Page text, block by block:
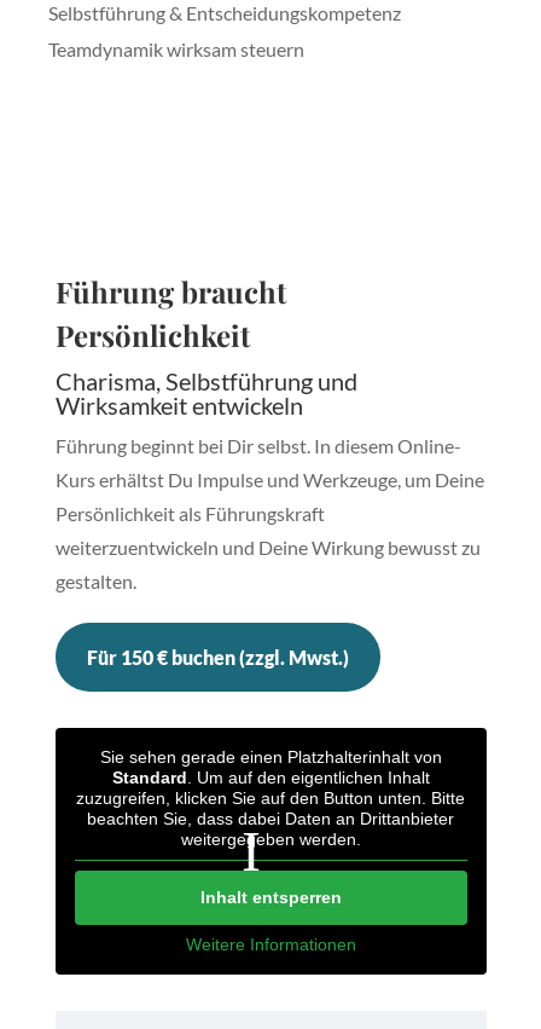
Selbstführung & Entscheidungskompetenz
Teamdynamik wirksam steuern
Führung braucht
Persönlichkeit
Charisma, Selbstführung und
Wirksamkeit entwickeln
Führung beginnt bei Dir selbst. In diesem Online-
Kurs erhältst Du Impulse und Werkzeuge, um Deine
Persönlichkeit als Führungskraft
weiterzuentwickeln und Deine Wirkung bewusst zu
gestalten.
Für 150 € buchen (zzgl. Mwst.)
Sie sehen gerade einen Platzhalterinhalt von
Standard . Um auf den eigentlichen Inhalt
zuzugreifen, klicken Sie auf den Button unten. Bitte
beachten Sie, dass dabei Daten an Drittanbieter
weitergegeben werden.
Inhalt entsperren
Weitere Informationen